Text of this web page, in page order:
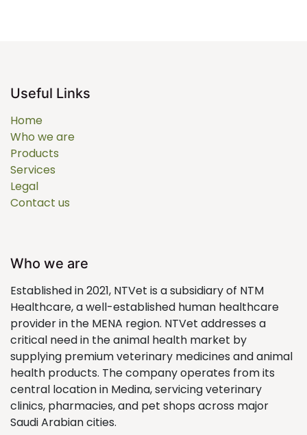
Useful Links
Home
Who we are
Products
Services
Legal
Contact us
Who we are
Established in 2021, NTVet is a subsidiary of NTM
Healthcare, a well-established human healthcare
provider in the MENA region. NTVet addresses a
critical need in the animal health market by
supplying premium veterinary medicines and animal
health products. The company operates from its
central location in Medina, servicing veterinary
clinics, pharmacies, and pet shops across major
Saudi Arabian cities.